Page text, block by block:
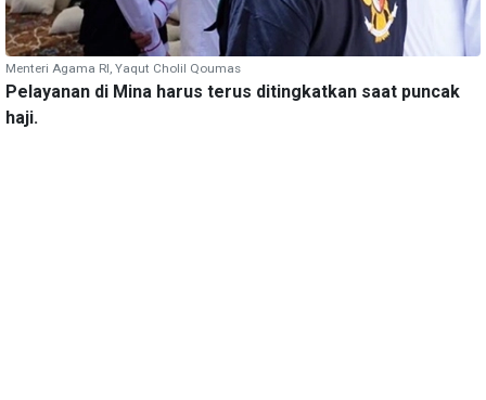
Menteri Agama RI, Yaqut Cholil Qoumas
Pelayanan di Mina harus terus ditingkatkan saat puncak
haji.